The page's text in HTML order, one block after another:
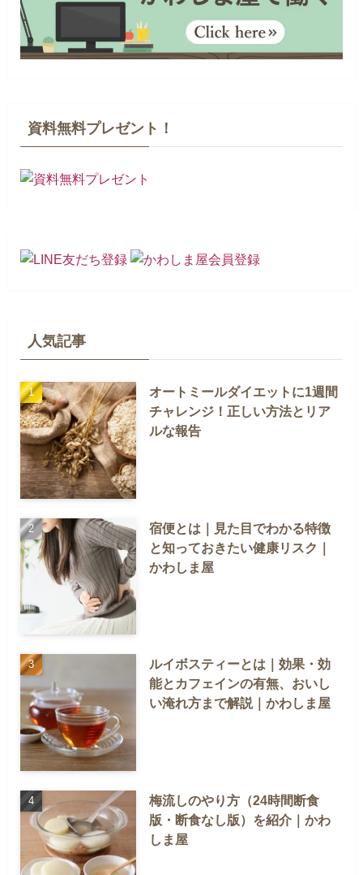
資料無料プレゼント！
人気記事
オートミールダイエットに1週間
チャレンジ！正しい方法とリア
ルな報告
宿便とは｜見た目でわかる特徴
と知っておきたい健康リスク｜
かわしま屋
ルイボスティーとは｜効果・効
能とカフェインの有無、おいし
い淹れ方まで解説｜かわしま屋
梅流しのやり方（24時間断食
版・断食なし版）を紹介｜かわ
しま屋